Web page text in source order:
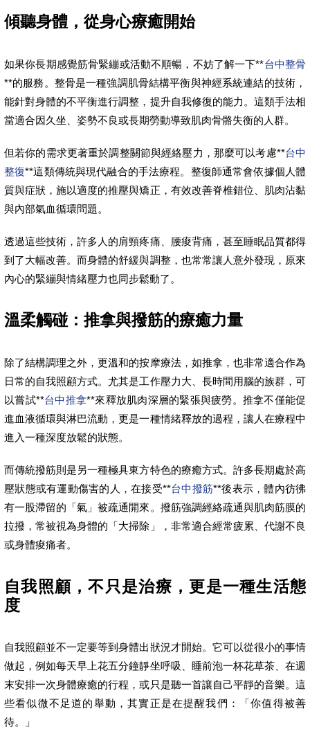
傾聽身體，從身心療癒開始
如果你長期感覺筋骨緊繃或活動不順暢，不妨了解一下**台中整骨
**的服務。整骨是一種強調肌骨結構平衡與神經系統連結的技術，
能針對身體的不平衡進行調整，提升自我修復的能力。這類手法相
當適合因久坐、姿勢不良或長期勞動導致肌肉骨骼失衡的人群。
但若你的需求更著重於調整關節與經絡壓力，那麼可以考慮**台中
整復**這類傳統與現代融合的手法療程。整復師通常會依據個人體
質與症狀，施以適度的推壓與矯正，有效改善脊椎錯位、肌肉沾黏
與內部氣血循環問題。
透過這些技術，許多人的肩頸疼痛、腰痠背痛，甚至睡眠品質都得
到了大幅改善。而身體的舒緩與調整，也常常讓人意外發現，原來
內心的緊繃與情緒壓力也同步鬆動了。
溫柔觸碰：推拿與撥筋的療癒力量
除了結構調理之外，更溫和的按摩療法，如推拿，也非常適合作為
日常的自我照顧方式。尤其是工作壓力大、長時間用腦的族群，可
以嘗試**台中推拿**來釋放肌肉深層的緊張與疲勞。推拿不僅能促
進血液循環與淋巴流動，更是一種情緒釋放的過程，讓人在療程中
進入一種深度放鬆的狀態。
而傳統撥筋則是另一種極具東方特色的療癒方式。許多長期處於高
壓狀態或有運動傷害的人，在接受**台中撥筋**後表示，體內彷彿
有一股滯留的「氣」被疏通開來。撥筋強調經絡疏通與肌肉筋膜的
拉撥，常被視為身體的「大掃除」，非常適合經常疲累、代謝不良
或身體痠痛者。
自我照顧，不只是治療，更是一種生活態
度
自我照顧並不一定要等到身體出狀況才開始。它可以從很小的事情
做起，例如每天早上花五分鐘靜坐呼吸、睡前泡一杯花草茶、在週
末安排一次身體療癒的行程，或只是聽一首讓自己平靜的音樂。這
些看似微不足道的舉動，其實正是在提醒我們：「你值得被善
待。」